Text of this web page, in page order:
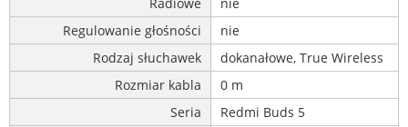
Regulowanie głośności
nie
Rodzaj słuchawek
dokanałowe, True Wireless
Rozmiar kabla
0 m
Seria
Redmi Buds 5